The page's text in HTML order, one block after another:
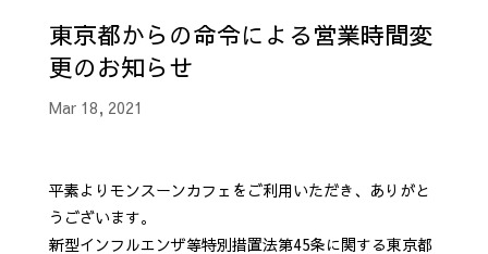
東京都からの命令による営業時間変
更のお知らせ
Mar 18, 2021
平素よりモンスーンカフェをご利用いただき、ありがと
うございます。
新型インフルエンザ等特別措置法第45条に関する東京都